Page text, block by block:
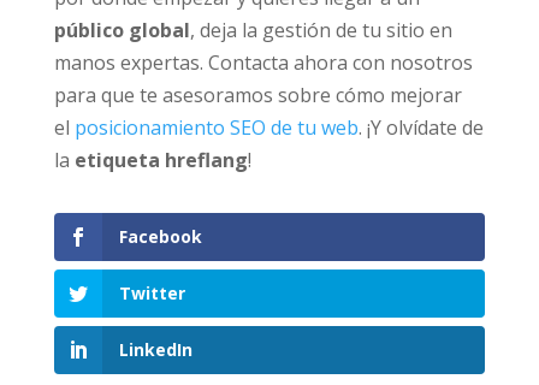
público global, deja la gestión de tu sitio en
manos expertas. Contacta ahora con nosotros
para que te asesoramos sobre cómo mejorar
el posicionamiento SEO de tu web. ¡Y olvídate de
la etiqueta hreflang!
Facebook
Twitter
LinkedIn